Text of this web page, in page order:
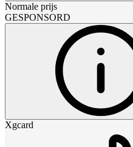
Normale prijs
GESPONSORD
Xgcard